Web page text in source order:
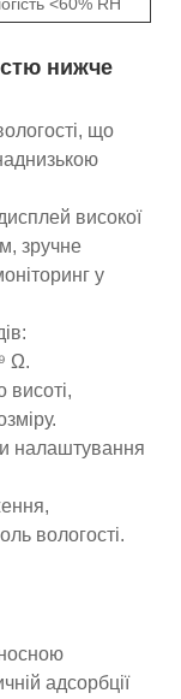
нижче
що
високої
зручне
у
Ω.
висоті,
налаштування
вологості.
адсорбції